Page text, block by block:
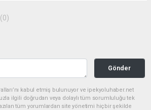
(0)
Gönder
kabul etmiş bulunuyor ve ipekyoluhaber.net
ilgili doğrudan veya dolaylı tüm sorumluluğu tek
tüm yorumlardan site yönetimi hiçbir şekilde